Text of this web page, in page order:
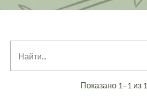
Показано 1–1 из 1